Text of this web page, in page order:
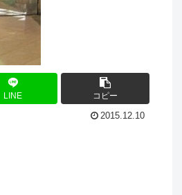
LINE コピー
2015.12.10